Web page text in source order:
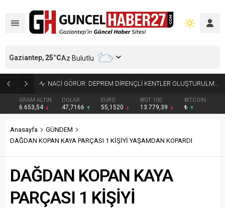
4.5 BÜYÜKLÜĞÜNDEKİ DEPREM GÜVENLİK KAMERASINDA
GRAM ALTIN
6.653,54
DOLAR
47,7166
EURO
55,1520
BIST 100
13.779,39
BITCOIN
₺
Gaziantep, 25°CAz Bulutlu
Anasayfa
GÜNDEM
DAĞDAN KOPAN KAYA PARÇASI 1 KİŞİYİ YAŞAMDAN KOPARDI
DAĞDAN KOPAN KAYA
PARÇASI 1 KİŞİYİ